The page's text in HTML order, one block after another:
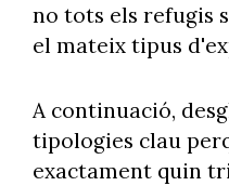
no tots els refugis
el mateix tipus
A continuació,
tipologies clau
exactament quin